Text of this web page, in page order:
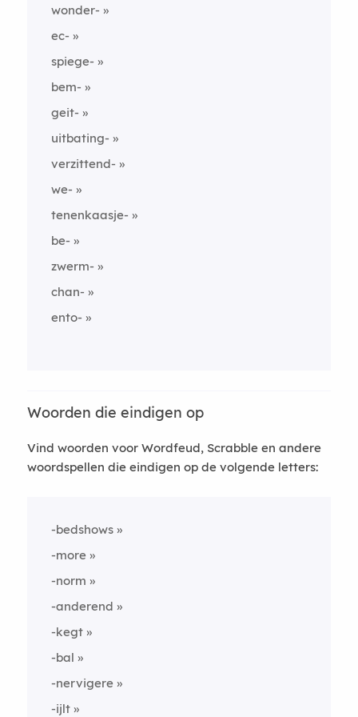
wonder-
ec-
spiege-
bem-
geit-
uitbating-
verzittend-
we-
tenenkaasje-
be-
zwerm-
chan-
ento-
Woorden die eindigen op
Vind woorden voor Wordfeud, Scrabble en andere
woordspellen die eindigen op de volgende letters:
-bedshows
-more
-norm
-anderend
-kegt
-bal
-nervigere
-ijlt